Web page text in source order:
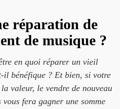
réparation de
de musique ?
en quoi réparer un vieil
il bénéfique ? Et bien, si votre
valeur, le vendre de nouveau
fera gagner une somme